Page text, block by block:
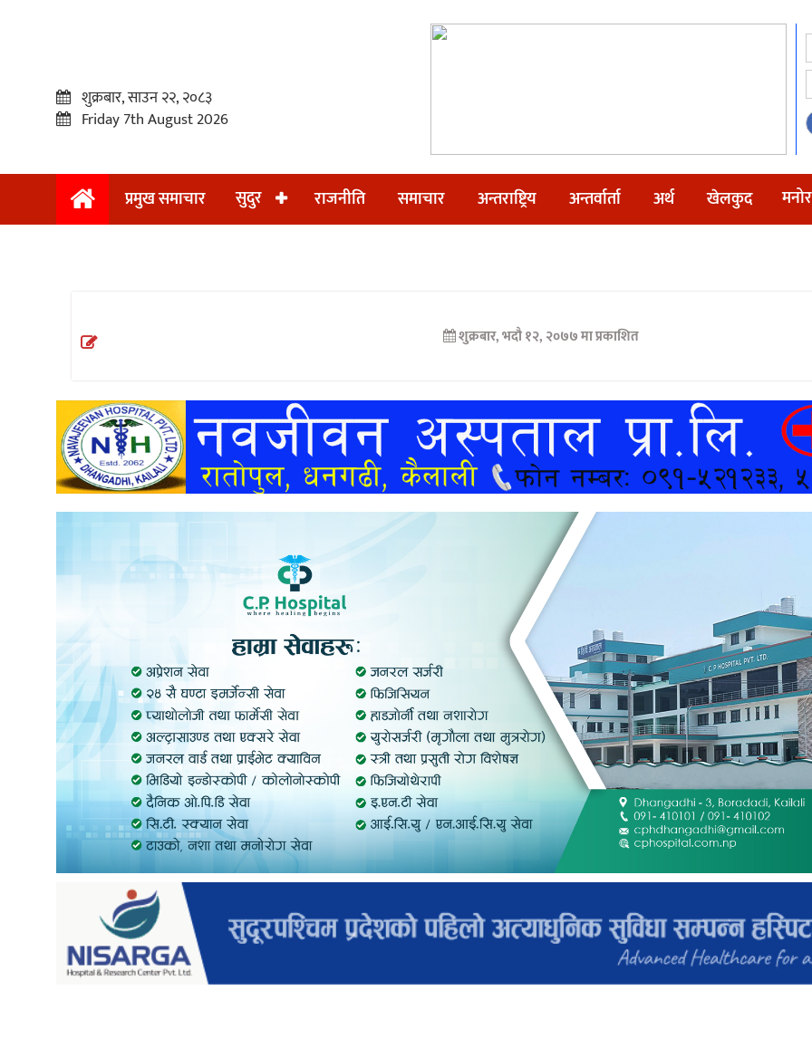
प्रमुख
अन्तराष्ट्रिय
अन्तर्वार्ता
खेलकुद
शुक्रबार, साउन २२, २०८३
Friday 7th August 2026
प्रमुख समाचार सुदुर राजनीति समाचार अन्तराष्ट्रिय अन्तर्वार्ता अर्थ खेलकुद
शुक्रबार, भदौ १२, २०७७ मा प्रकाशित